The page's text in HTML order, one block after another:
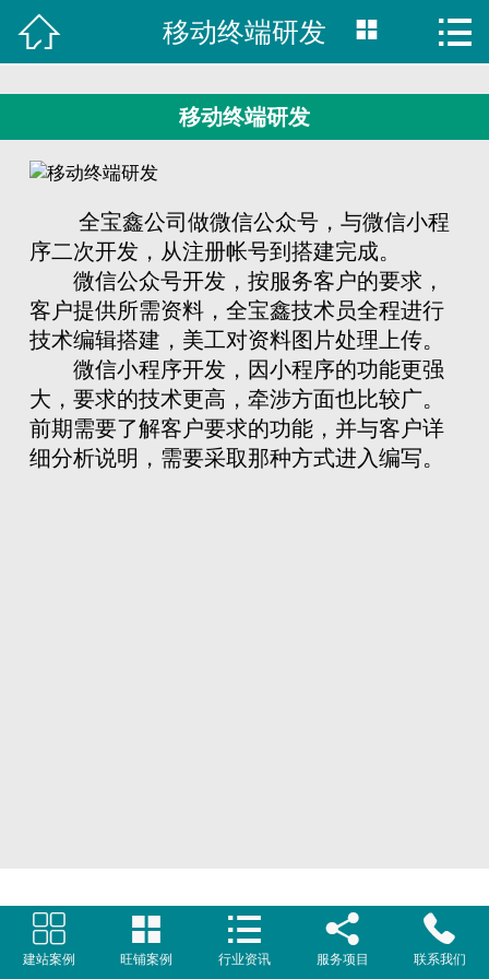
 首页
旺铺案例
行业资讯
关于我们
联系我们
51La
 移动终端研发  
移动终端研发
全宝鑫公司做微信公众号，与微信小程
序二次开发，从注册帐号到搭建完成。
微信公众号开发，按服务客户的要求，
客户提供所需资料，全宝鑫技术员全程进行
技术编辑搭建，美工对资料图片处理上传。
微信小程序开发，因小程序的功能更强
大，要求的技术更高，牵涉方面也比较广。
前期需要了解客户要求的功能，并与客户详
细分析说明，需要采取那种方式进入编写。

建站案例

旺铺案例

行业资讯

服务项目

联系我们